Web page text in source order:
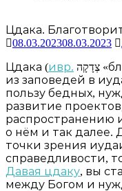
Цдака.
08.03.202308.03.2023
Цдака (ивр. צְדָקָה
из заповедей в
пользу бедных,
развитие
распространению
о нём и так
точки зрения
справедливости,
Давая цдаку, вы
между Богом и